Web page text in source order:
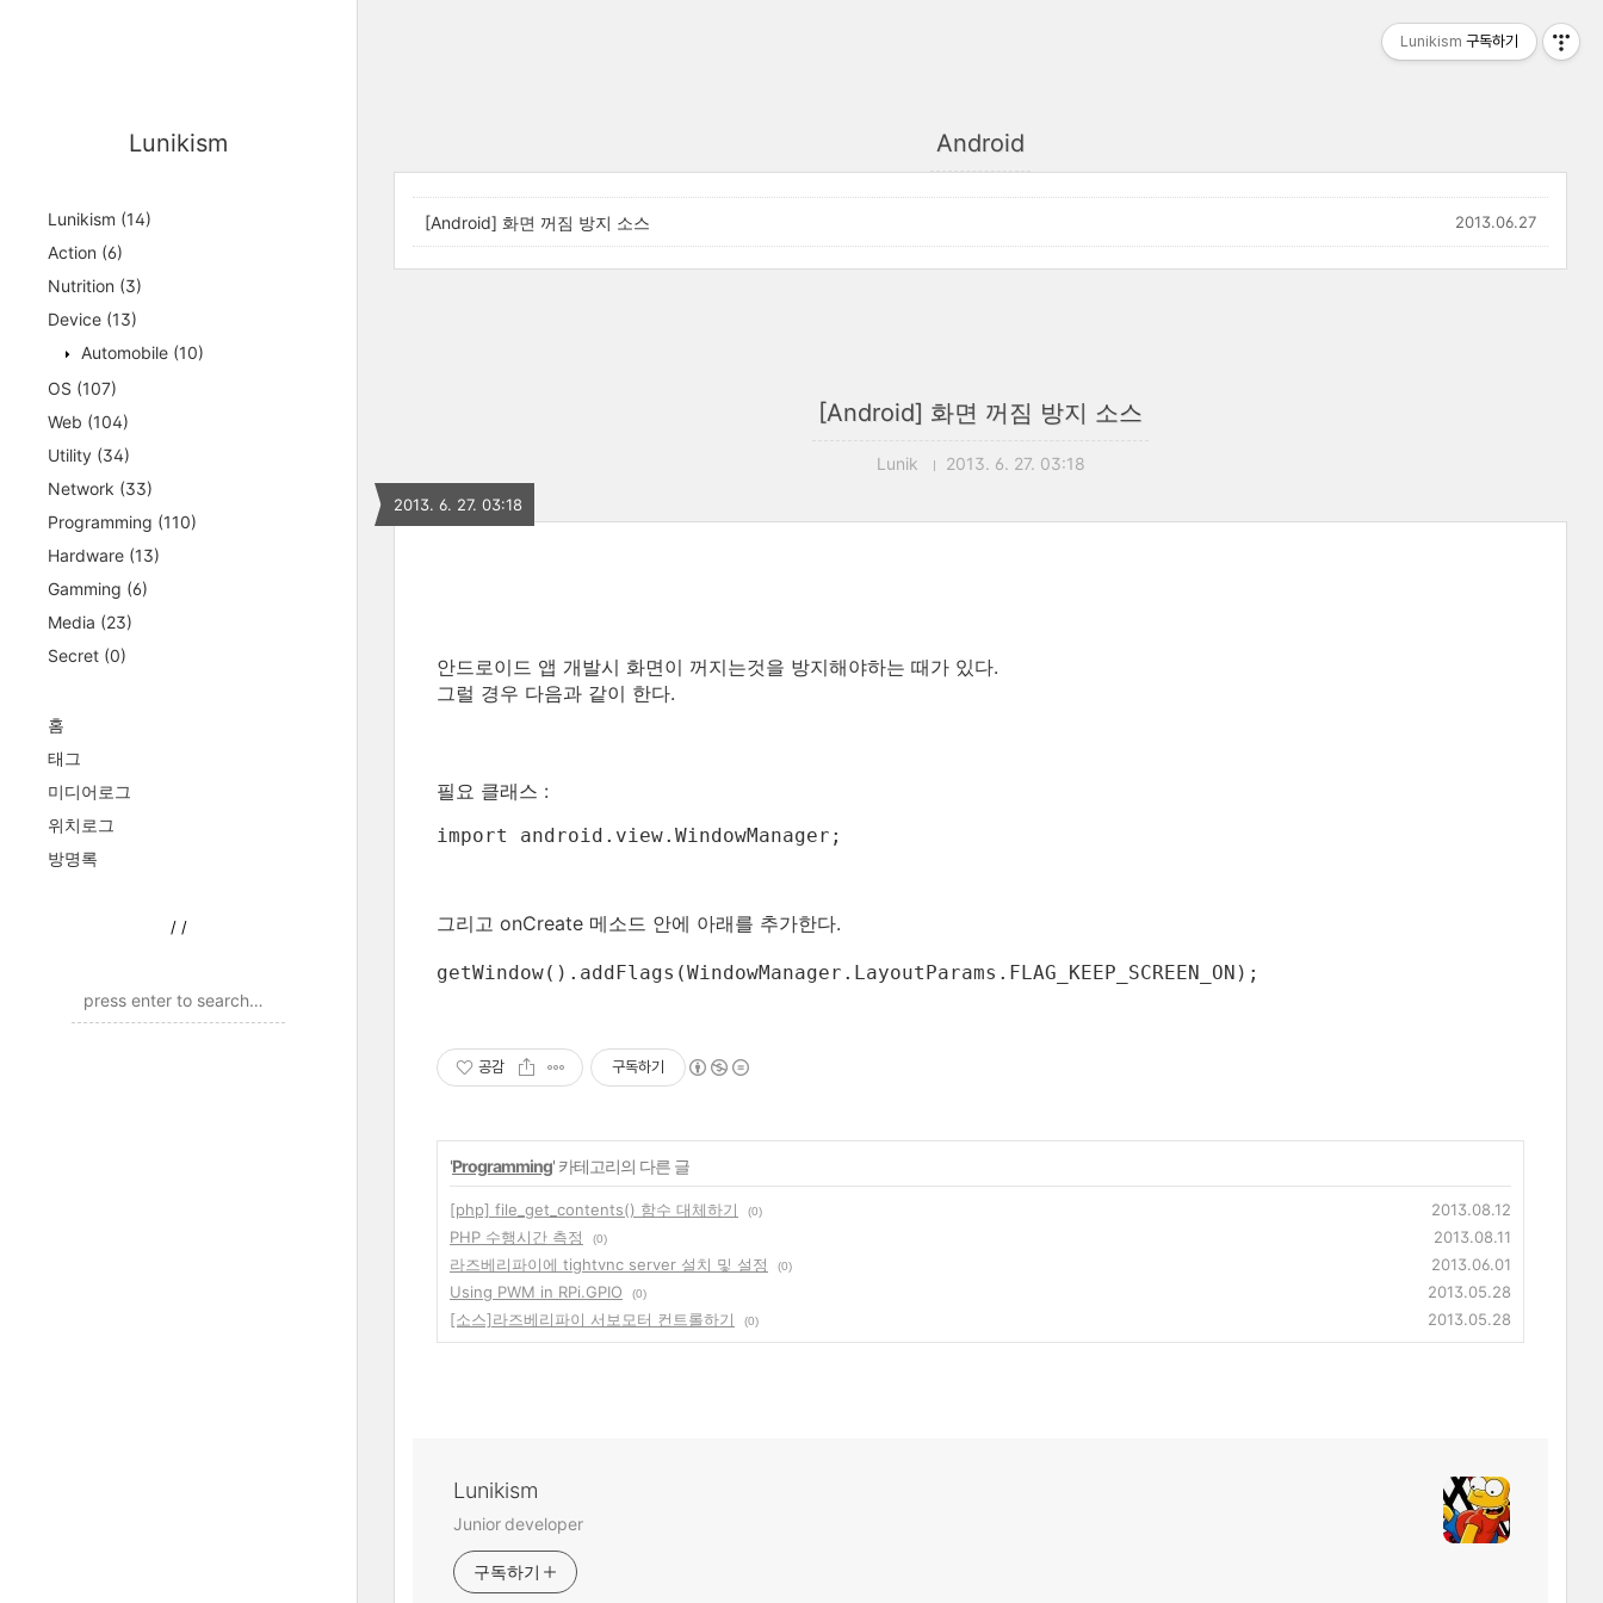
Lunikism
Lunikism (14)
Action (6)
Nutrition (3)
Device (13)
Automobile (10)
OS (107)
Web (104)
Utility (34)
Network (33)
Programming (110)
Hardware (13)
Gamming (6)
Media (23)
Secret (0)
홈
태그
미디어로그
위치로그
방명록
/ /
Android
[Android] 화면 꺼짐 방지 소스 2013.06.27
[Android] 화면 꺼짐 방지 소스
Lunik 2013. 6. 27. 03:18
2013. 6. 27. 03:18
안드로이드 앱 개발시 화면이 꺼지는것을 방지해야하는 때가 있다.
그럴 경우 다음과 같이 한다.
필요 클래스 :
import android.view.WindowManager;
그리고 onCreate 메소드 안에 아래를 추가한다.
getWindow().addFlags(WindowManager.LayoutParams.FLAG_KEEP_SCREEN_ON);
공감 구독하기
'Programming' 카테고리의 다른 글
[php] file_get_contents() 함수 대체하기 (0)
2013.08.12
PHP 수행시간 측정
(0)
2013.08.11
라즈베리파이에 tightvnc server 설치 및 설정
(0)
2013.06.01
Using PWM in RPi.GPIO
(0)
2013.05.28
[소스]라즈베리파이 서보모터 컨트롤하기
(0) 2013.05.28
Lunikism
Junior developer
구독하기
Lunikism 구독하기